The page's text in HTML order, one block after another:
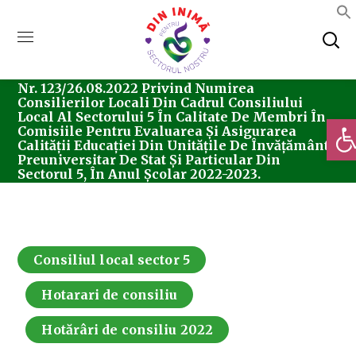
Consiliul Local Sector 5
Nr. 123/26.08.2022 Privind Numirea
Consilierilor Locali Din Cadrul Consiliului
Local Al Sectorului 5 În Calitate De Membri În
Comisiile Pentru Evaluarea Şi Asigurarea
Calităţii Educaţiei Din Unităţile De Învăţământ
Preuniversitar De Stat Şi Particular Din
Sectorul 5, În Anul Școlar 2022-2023.
Consiliul local sector 5
Hotarari de consiliu
Hotărâri de consiliu 2022